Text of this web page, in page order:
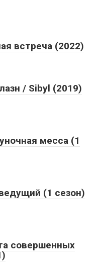
встреча (2022)
/ Sibyl (2019)
месса (1
(1 сезон)
совершенных